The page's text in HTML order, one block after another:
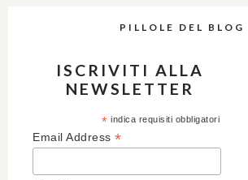
PILLOLE DEL BLOG
ISCRIVITI ALLA
NEWSLETTER
* indica requisiti obbligatori
Email Address *